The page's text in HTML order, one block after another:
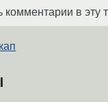
в эту